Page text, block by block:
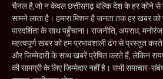
चैनल है,जो न केवल छत्तीसगढ़ बल्कि देश के हर कोने
सामने लाता है। हमारा मिशन है जनता तक हर खबर को
पारदर्शिता के साथ पहुँचाना। राजनीति, अपराध,
महत्वपूर्ण खबर को हम प्रभावशाली ढंग से प्रस्तुत
और जिम्मेदारी के साथ खबरें प्रेषित करते हैं, लेकिन
की सामग्री के लिए जिम्मेदार नहीं है। सभी समाचार-